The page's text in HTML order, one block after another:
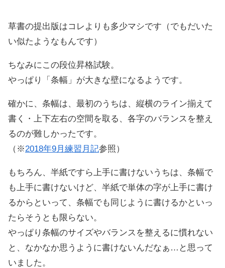
草書の提出版はコレよりも多少マシです（でもだいた
い似たようなもんです）
ちなみにこの段位昇格試験。
やっぱり「条幅」が大きな壁になるようです。
確かに、条幅は、最初のうちは、縦横のライン揃えて
書く・上下左右の空間を取る、各字のバランスを整え
るのが難しかったです。
（※2018年9月練習月記参照）
もちろん、半紙ですら上手に書けないうちは、条幅で
も上手に書けないけど、半紙で単体の字が上手に書け
るからといって、条幅でも同じように書けるかといっ
たらそうとも限らない。
やっぱり条幅のサイズやバランスを整えるに慣れない
と、なかなか思うように書けないんだなぁ…と思って
いました。